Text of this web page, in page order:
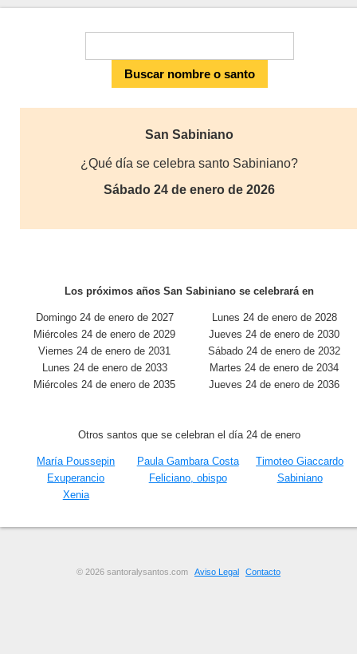
San Sabiniano
¿Qué día se celebra santo Sabiniano?
Sábado 24 de enero de 2026
Los próximos años San Sabiniano se celebrará en
Domingo 24 de enero de 2027
Lunes 24 de enero de 2028
Miércoles 24 de enero de 2029
Jueves 24 de enero de 2030
Viernes 24 de enero de 2031
Sábado 24 de enero de 2032
Lunes 24 de enero de 2033
Martes 24 de enero de 2034
Miércoles 24 de enero de 2035
Jueves 24 de enero de 2036
Otros santos que se celebran el día 24 de enero
María Poussepin Paula Gambara Costa
Timoteo Giaccardo
Exuperancio
Feliciano, obispo
Sabiniano
Xenia
© 2026 santoralysantos.com Aviso Legal Contacto